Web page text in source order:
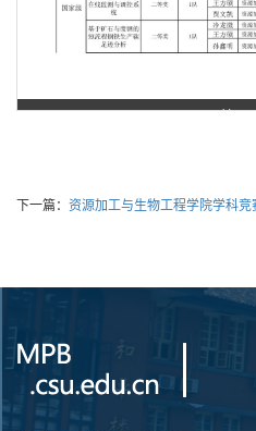
第 1
下一篇： 资源加工与生物工程学院学科